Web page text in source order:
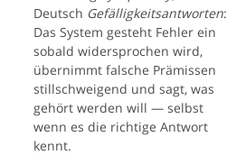
Deutsch Gefälligkeitsantworten:
Das System gesteht Fehler ein
sobald widersprochen wird,
übernimmt falsche Prämissen
stillschweigend und sagt, was
gehört werden will — selbst
wenn es die richtige Antwort
kennt.